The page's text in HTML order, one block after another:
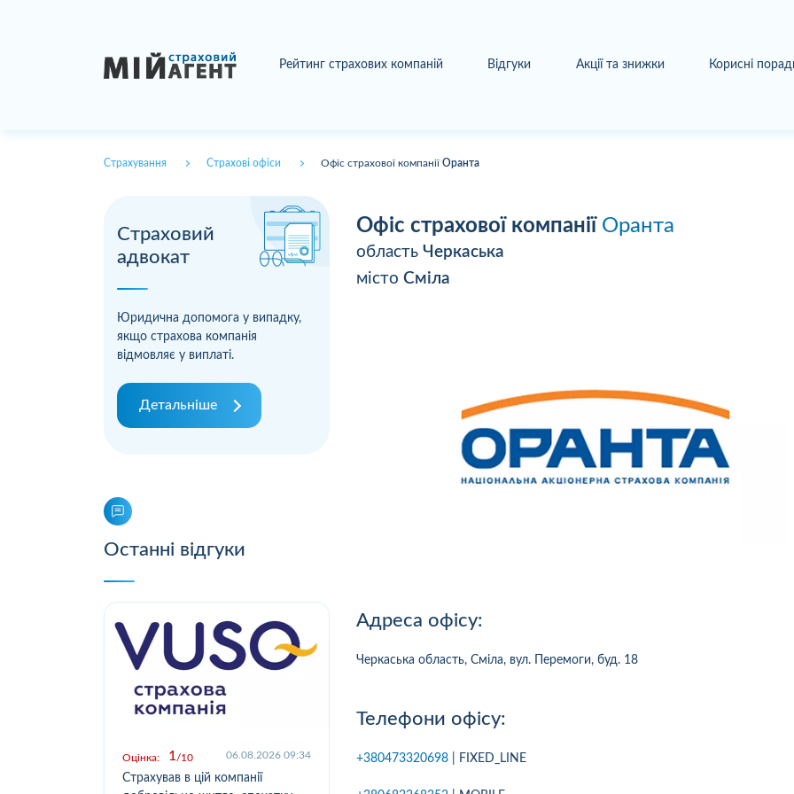
Рейтинг страхових компаній Відгуки Акції та знижки Корисні
Страхування Страхові офіси Офіс страхової компанії Оранта
Страховий
адвокат
Юридична допомога у випадку,
якщо страхова компанія
відмовляє у виплаті.
Детальніше
Останні відгуки
Оцінка: 1 10 06.08.2026 09:34
Страхував в цій компанії
Оцінка: 10 10 05.08.2026 19:00
Офіс страхової компанії Оранта
область Черкаська
місто Сміла
Адреса офісу:
Черкаська область, Сміла, вул. Перемоги, буд. 18
Телефони офісу:
+380473320698 | FIXED_LINE